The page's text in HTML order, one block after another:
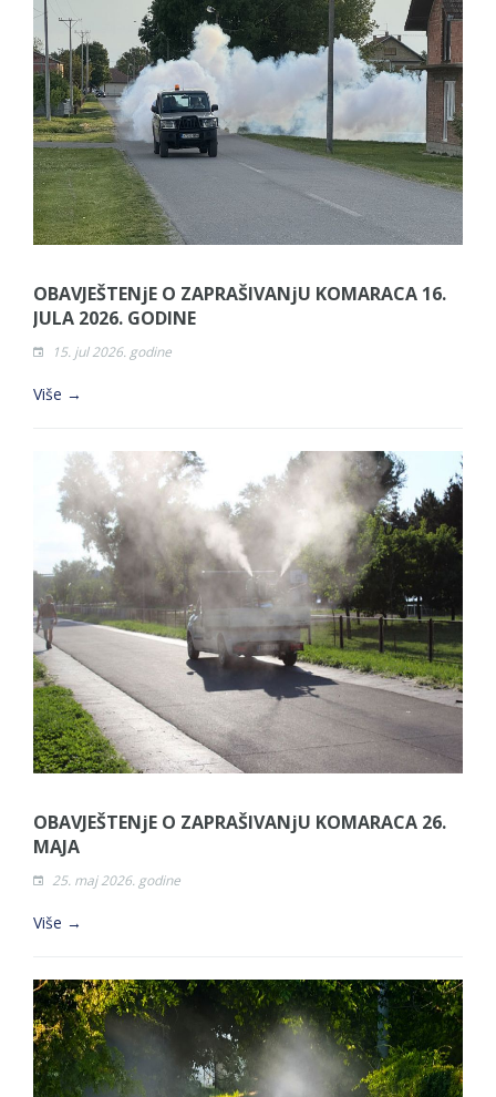
OBAVJEŠTENjE O ZAPRAŠIVANjU KOMARACA 16.
JULA 2026. GODINE
15. jul 2026. godine
Više →
OBAVJEŠTENjE O ZAPRAŠIVANjU KOMARACA 26.
MAJA
25. maj 2026. godine
Više →